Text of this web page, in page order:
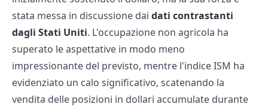
stata messa in discussione dai dati contrastanti
dagli Stati Uniti. L'occupazione non agricola ha
superato le aspettative in modo meno
impressionante del previsto, mentre l'indice ISM ha
evidenziato un calo significativo, scatenando la
vendita delle posizioni in dollari accumulate durante